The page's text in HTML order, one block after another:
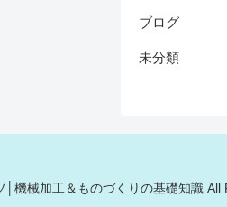
ブログ
未分類
機械加工＆ものづくりの基礎知識 All